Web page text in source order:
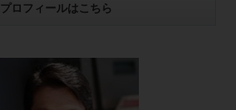
プロフィールはこちら